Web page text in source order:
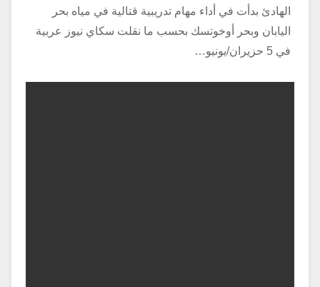
الهادئ بدأت في أداء مهام تدريبية قتالية في مياه بحر
اليابان وبحر أوخوتسك بحسب ما نقلت سكاي نيوز عربية
في 5 حزيران/يونيو…